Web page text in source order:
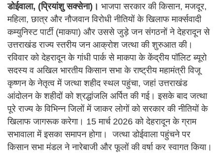
डोईवाला, (प्रियांशु सक्सेना)। भाजपा सरकार की किसान, मजदूर,
महिला, छात्र और नौजवान विरोधी नीतियों के खिलाफ मार्क्सवादी
कम्युनिस्ट पार्टी (माकपा) और उससे जुड़े जन संगठनों ने देहरादून से
उत्तराखंड राज्य स्तरीय जन आक्रोश जत्था की शुरुआत की।
रविवार को देहरादून के गांधी पार्क से माकपा के केंद्रीय पॉलिट ब्यूरो
सदस्य व अखिल भारतीय किसान सभा के राष्ट्रीय महामंत्री विजू
कृष्णन के नेतृत्व में जत्था शहीद स्थल पहुंचा, जहां उत्तराखंड
आंदोलन के शहीदों को श्रद्धांजलि अर्पित की गई। इसके बाद जत्था
पूरे राज्य के विभिन्न जिलों में जाकर लोगों को सरकार की नीतियों के
खिलाफ जागरूक करेगा। 15 मार्च 2026 को देहरादून के ग्राम
सभावाला में इसका समापन होगा। जत्था डोईवाला पहुंचने पर
किसान सभा मंडल ने नारेबाजी और फूलों की वर्षा कर स्वागत किया।